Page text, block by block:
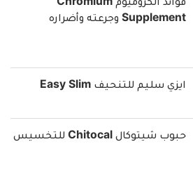
فوائد الكروميوم Chromium
Supplement وجرعته وأضراره
ايزي سليم للتنحيف Easy Slim
حبوب شيتوكال Chitocal للتخسيس